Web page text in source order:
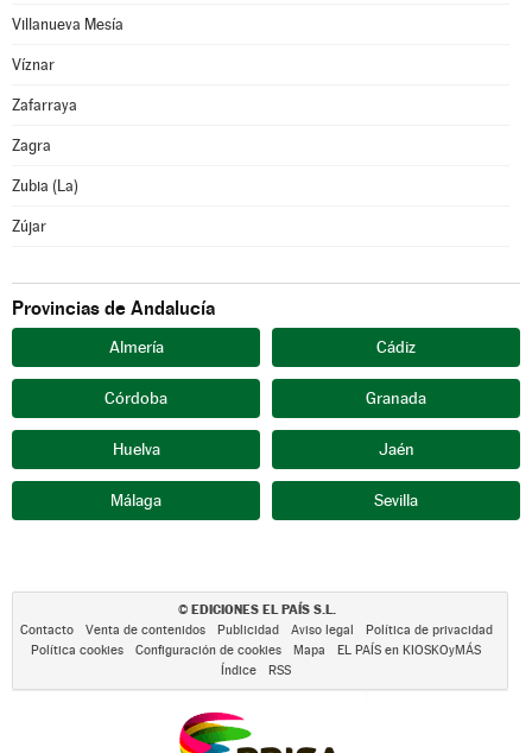
Villanueva Mesía
Víznar
Zafarraya
Zagra
Zubia (La)
Zújar
Provincias de Andalucía
Almería Cádiz
Córdoba Granada
Huelva Jaén
Málaga Sevilla
© EDICIONES EL PAÍS S.L.
Contacto Venta de contenidos Publicidad Aviso legal
Política de privacidad
Política cookies
Configuración de cookies Mapa
EL PAÍS en KIOSKOyMÁS
Índice
RSS